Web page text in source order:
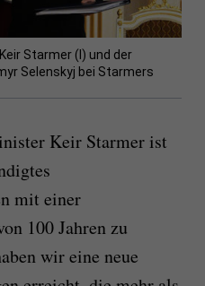
Starmer (l) und der
Selenskyj bei Starmers
Keir Starmer ist
mit einer
100 Jahren zu
wir eine neue